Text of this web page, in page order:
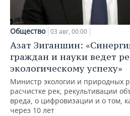
Общество 03 авг, 00:00
Азат Зиганшин:
граждан и науки ведет
экологическому успеху»
Министр экологии и природных
расчистке рек, рекультивации
вреда, о цифровизации и о том,
через 10 лет